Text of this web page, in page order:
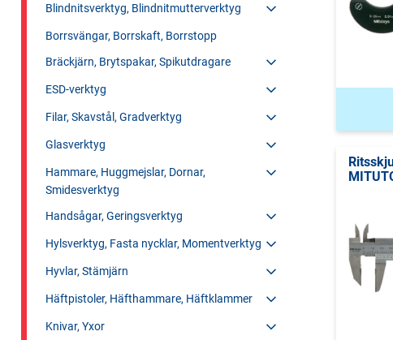
Blindnitsverktyg, Blindnitmutterverktyg
Borrsvängar, Borrskaft, Borrstopp
Bräckjärn, Brytspakar, Spikutdragare
ESD-verktyg
Filar, Skavstål, Gradverktyg
Glasverktyg
Hammare, Huggmejslar, Dornar,
Smidesverktyg
Handsågar, Geringsverktyg
Hylsverktyg, Fasta nycklar, Momentverktyg
Hyvlar, Stämjärn
Häftpistoler, Häfthammare, Häftklammer
Knivar, Yxor